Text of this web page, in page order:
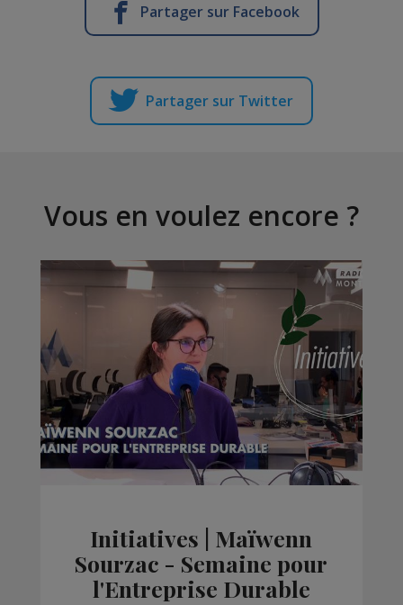
Partager sur Facebook
Partager sur Twitter
Vous en voulez encore ?
Initiatives | Maïwenn
Sourzac - Semaine pour
l'Entreprise Durable